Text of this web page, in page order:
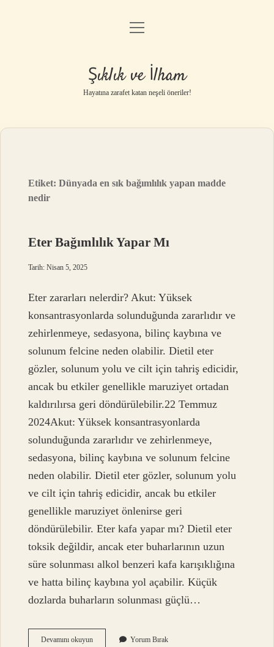
Anasayfa
Gizlilik Politikası
Yasal Uyarı
menüyü
Şıklık ve İlham
Hayatına zarafet katan neşeli öneriler!
Etiket:Dünyada en sık bağımlılık yapan madde
nedir
Eter Bağımlılık Yapar Mı
Tarih: Nisan 5, 2025
Eter zararları nelerdir? Akut: Yüksek
konsantrasyonlarda solunduğunda zararlıdır ve
zehirlenmeye, sedasyona, bilinç kaybına ve
solunum felcine neden olabilir. Dietil eter
gözler, solunum yolu ve cilt için tahriş edicidir,
ancak bu etkiler genellikle maruziyet ortadan
kaldırılırsa geri döndürülebilir.22 Temmuz
2024Akut: Yüksek konsantrasyonlarda
solunduğunda zararlıdır ve zehirlenmeye,
sedasyona, bilinç kaybına ve solunum felcine
neden olabilir. Dietil eter gözler, solunum yolu
ve cilt için tahriş edicidir, ancak bu etkiler
genellikle maruziyet önlenirse geri
döndürülebilir. Eter kafa yapar mı? Dietil eter
toksik değildir, ancak eter buharlarının uzun
süre solunması alkol benzeri kafa karışıklığına
ve hatta bilinç kaybına yol açabilir. Küçük
dozlarda buharların solunması güçlü…
Devamını okuyunEter
Yorum Bırak